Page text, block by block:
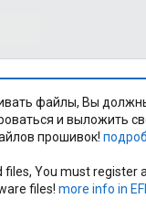
файлы, Вы
и выложить
прошивок!
files, You must register
files! more info in EFF